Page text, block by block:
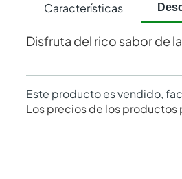
Características
Disfruta del rico sabor de
Este producto es vendido,
Los precios de los